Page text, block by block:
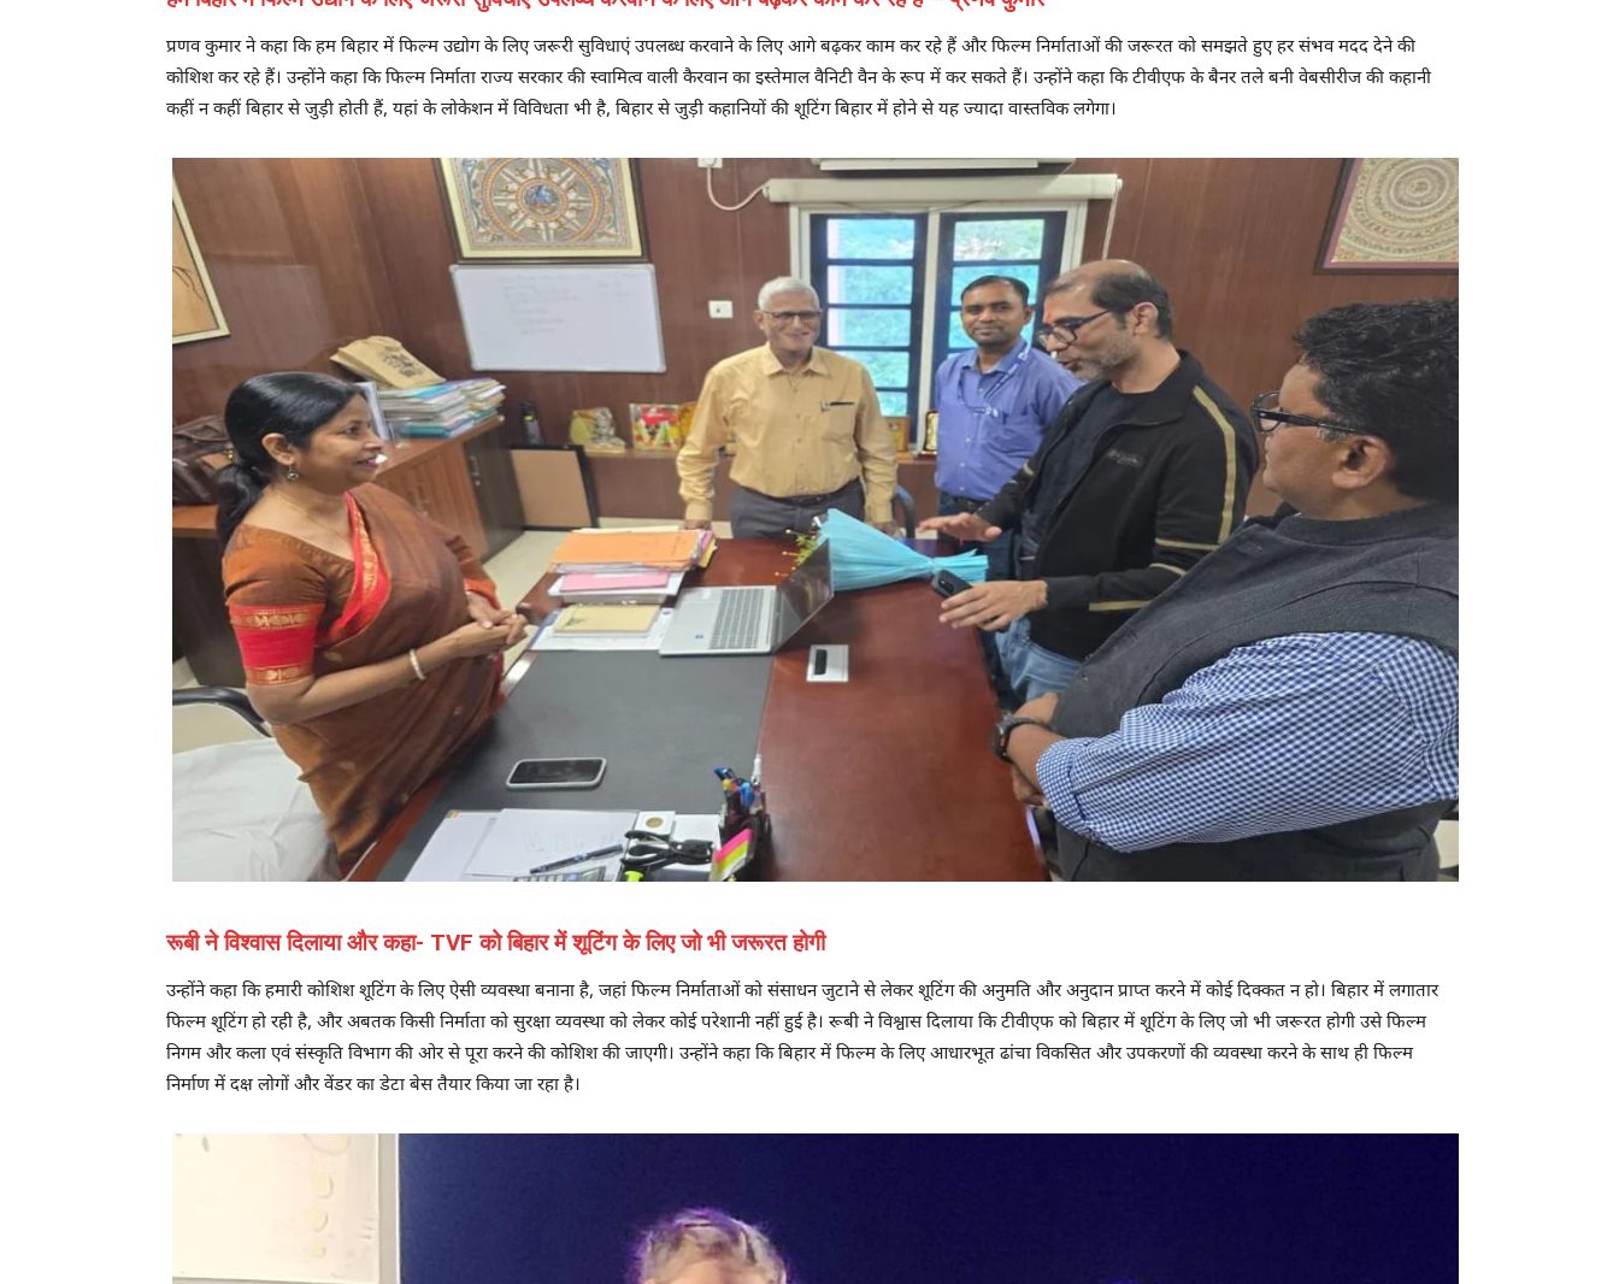
प्रणव कुमार ने कहा कि हम बिहार में फिल्म उद्योग के लिए जरूरी सुविधाएं उपलब्ध करवाने के लिए आगे बढ़कर काम कर रहे हैं और फिल्म निर्माताओं की जरूरत को समझते हुए हर संभव मदद देने की
कोशिश कर रहे हैं। उन्होंने कहा कि फिल्म निर्माता राज्य सरकार की स्वामित्व वाली कैरवान का इस्तेमाल वैनिटी वैन के रूप में कर सकते हैं। उन्होंने कहा कि टीवीएफ के बैनर तले बनी वेबसीरीज की कहानी
कहीं न कहीं बिहार से जुड़ी होती हैं, यहां के लोकेशन में विविधता भी है, बिहार से जुड़ी कहानियों की शूटिंग बिहार में होने से यह ज्यादा वास्तविक लगेगा।
रूबी ने विश्वास दिलाया और कहा- TVF को बिहार में शूटिंग के लिए जो भी जरूरत होगी
उन्होंने कहा कि हमारी कोशिश शूटिंग के लिए ऐसी व्यवस्था बनाना है, जहां फिल्म निर्माताओं को संसाधन जुटाने से लेकर शूटिंग की अनुमति और अनुदान प्राप्त करने में कोई दिक्कत न हो। बिहार में लगातार
फिल्म शूटिंग हो रही है, और अबतक किसी निर्माता को सुरक्षा व्यवस्था को लेकर कोई परेशानी नहीं हुई है। रूबी ने विश्वास दिलाया कि टीवीएफ को बिहार में शूटिंग के लिए जो भी जरूरत होगी उसे फिल्म
निगम और कला एवं संस्कृति विभाग की ओर से पूरा करने की कोशिश की जाएगी। उन्होंने कहा कि बिहार में फिल्म के लिए आधारभूत ढांचा विकसित और उपकरणों की व्यवस्था करने के साथ ही फिल्म
निर्माण में दक्ष लोगों और वेंडर का डेटा बेस तैयार किया जा रहा है।